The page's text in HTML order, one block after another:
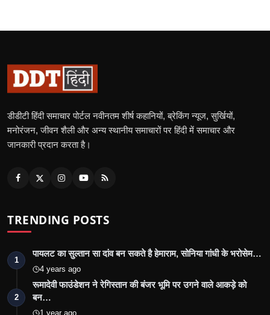
डीडीटी हिंदी समाचार पोर्टल नवीनतम शीर्ष कहानियों, ब्रेकिंग न्यूज, सुर्खियों,
मनोरंजन, जीवन शैली और अन्य स्थानीय समाचारों पर हिंदी में समाचार और
जानकारी प्रदान करता है।
TRENDING POSTS
1
पायलट का सुल्तान सा दांव बन सकते है हेमाराम, सोनिया गांधी के भरोसेम…
4 years ago
2
रूमादेवी फाउंडेशन ने रेगिस्तान की बंजर भूमि पर उगने वाले आकड़े को
बन…
1 year ago